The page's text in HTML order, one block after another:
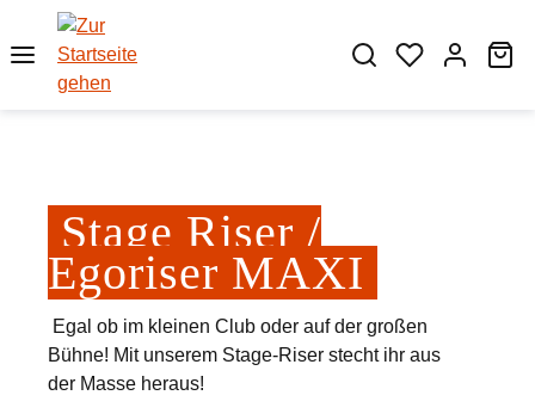
Zum Hauptinhalt springen
Stage Riser /
Egoriser MAXI
Egal ob im kleinen Club oder auf der großen
Bühne! Mit unserem Stage-Riser stecht ihr aus
der Masse heraus!